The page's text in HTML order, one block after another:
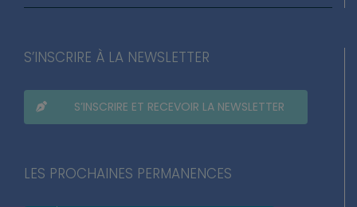
S’INSCRIRE À LA NEWSLETTER
S’INSCRIRE ET RECEVOIR LA NEWSLETTER
LES PROCHAINES PERMANENCES